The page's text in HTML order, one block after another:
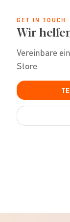
GET IN TOUCH
Wir
Vereinbare
Store